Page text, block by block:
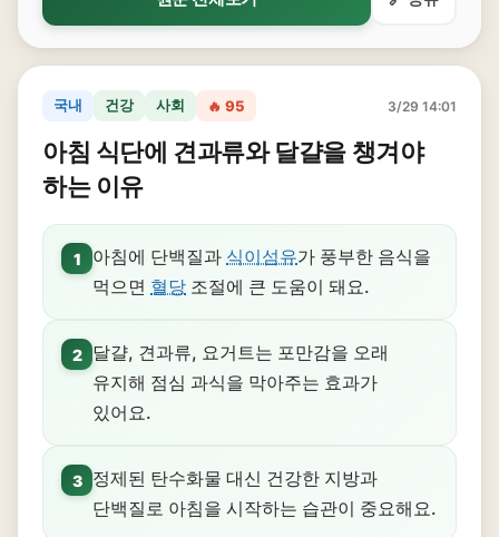
국내 건강 사회 🔥 95 3/29 14:01
아침 식단에 견과류와 달걀을 챙겨야
하는 이유
1 아침에 단백질과 식이섬유가 풍부한 음식을
먹으면 혈당 조절에 큰 도움이 돼요.
2
달걀, 견과류, 요거트는 포만감을 오래
유지해 점심 과식을 막아주는 효과가
있어요.
3
정제된 탄수화물 대신 건강한 지방과
단백질로 아침을 시작하는 습관이 중요해요.